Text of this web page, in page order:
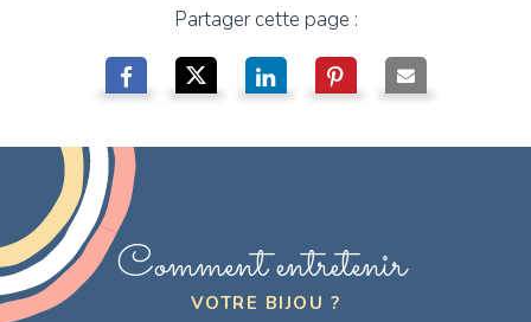
Partager cette page :
Comment entretenir
VOTRE BIJOU ?